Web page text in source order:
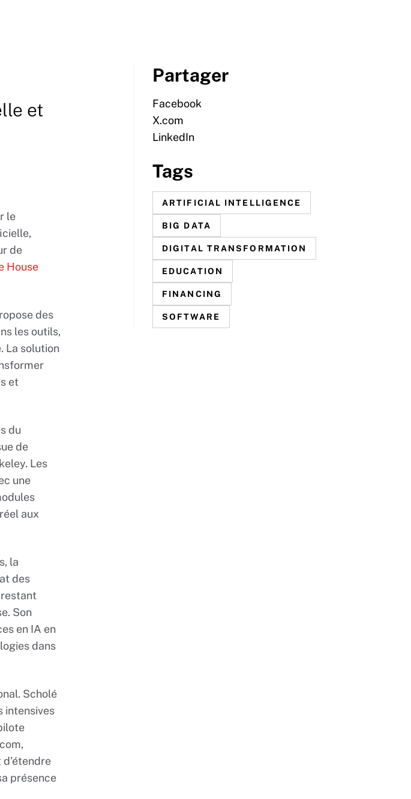
et
le
de
House
des
les outils,
La solution
et
du
de
Les
une
aux
la
des
Son
en IA en
dans
Scholé
intensives
présence
Partager
Facebook
X.com
LinkedIn
Tags
ARTIFICIAL INTELLIGENCE
BIG DATA
DIGITAL TRANSFORMATION
EDUCATION
FINANCING
SOFTWARE